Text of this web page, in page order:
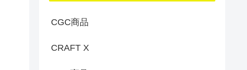
CGC商品
CRAFT X